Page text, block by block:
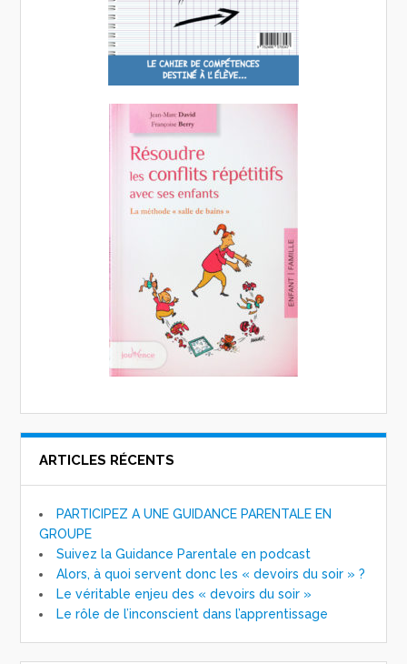
ARTICLES RÉCENTS
PARTICIPEZ A UNE GUIDANCE PARENTALE EN
GROUPE
Suivez la Guidance Parentale en podcast
Alors, à quoi servent donc les « devoirs du soir » ?
Le véritable enjeu des « devoirs du soir »
Le rôle de l’inconscient dans l’apprentissage